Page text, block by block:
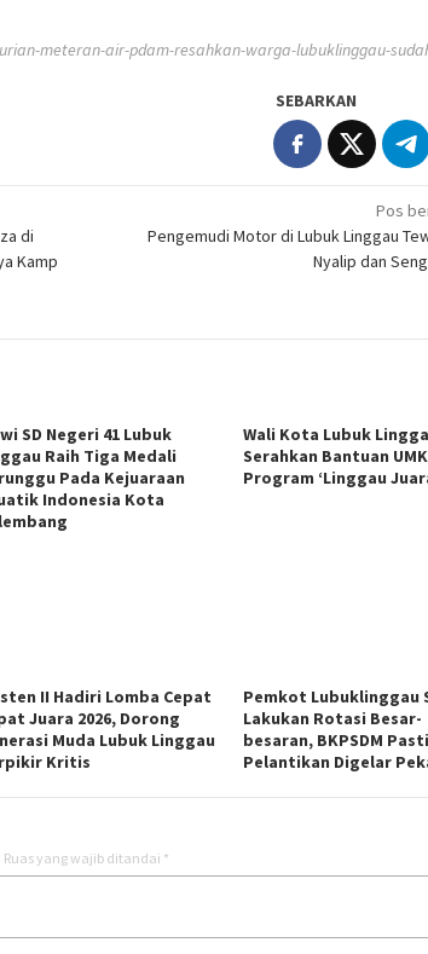
meteran-air-pdam-resahkan-warga-lubuklinggau-
SEBARKAN
di
Kamp
Pos
Pengemudi Motor di Lubuk Linggau
Nyalip dan
SD Negeri 41 Lubuk
Raih Tiga Medali
Pada Kejuaraan
Indonesia Kota
Wali Kota Lubuk
Serahkan Bantuan
Program ‘Linggau
II Hadiri Lomba Cepat
Juara 2026, Dorong
Muda Lubuk Linggau
Kritis
Pemkot Lubuklinggau
Lakukan Rotasi Besar-
besaran, BKPSDM
Pelantikan Digelar
Ruas yang wajib ditandai *